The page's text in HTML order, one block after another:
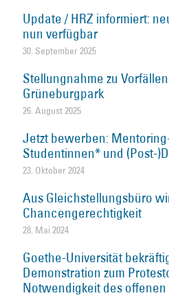
Update / HRZ informiert:
nun verfügbar
30. September 2025
Stellungnahme zu
Grüneburgpark
26. August 2025
Jetzt bewerben:
Studentinnen* und (Post-
23. Oktober 2024
Aus Gleichstellungsbüro
Chancengerechtigkeit
28. Mai 2024
Goethe-Universität
Demonstration zum
Notwendigkeit des offenen